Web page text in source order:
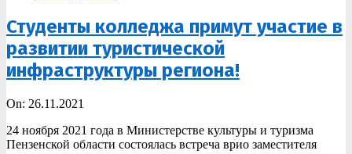
Студенты колледжа примут участие в
развитии туристической
инфраструктуры региона!
2021-
26
On: 26.11.2021
24 ноября 2021 года в Министерстве культуры и туризма
Пензенской области состоялась встреча врио заместителя